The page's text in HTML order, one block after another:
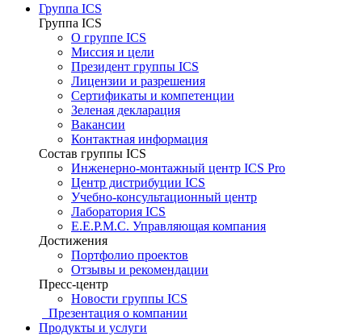
Группа ICS
Группа ICS
О группе ICS
Миссия и цели
Президент группы ICS
Лицензии и разрешения
Сертификаты и компетенции
Зеленая декларация
Вакансии
Контактная информация
Состав группы ICS
Инженерно-монтажный центр ICS Pro
Центр дистрибуции ICS
Учебно-консультационный центр
Лаборатория ICS
E.E.P.M.C. Управляющая компания
Достижения
Портфолио проектов
Отзывы и рекомендации
Пресс-центр
Новости группы ICS
Презентация о компании
Продукты и услуги